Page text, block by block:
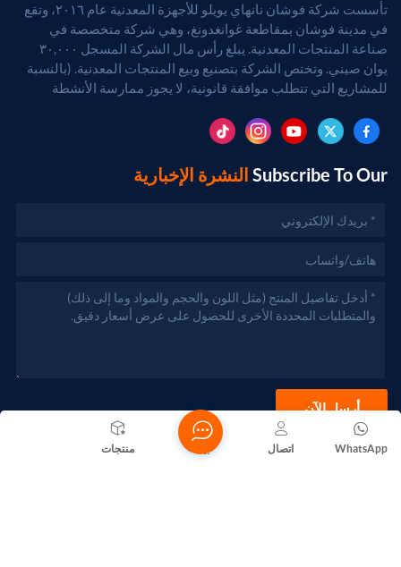
تأسست شركة فوشان نانهاي يويلو للأجهزة المعدنية عام ٢٠١٦، وتقع
في مدينة فوشان بمقاطعة غوانغدونغ، وهي شركة متخصصة في
صناعة المنتجات المعدنية. يبلغ رأس مال الشركة المسجل ٣٠,٠٠٠
يوان صيني. وتختص الشركة بتصنيع وبيع المنتجات المعدنية. (بالنسبة
للمشاريع التي تتطلب موافقة قانونية، لا يجوز ممارسة الأنشطة
Subscribe To Our النشرة الإخبارية
أرسل الآن
منتجات WhatsApp اتصال